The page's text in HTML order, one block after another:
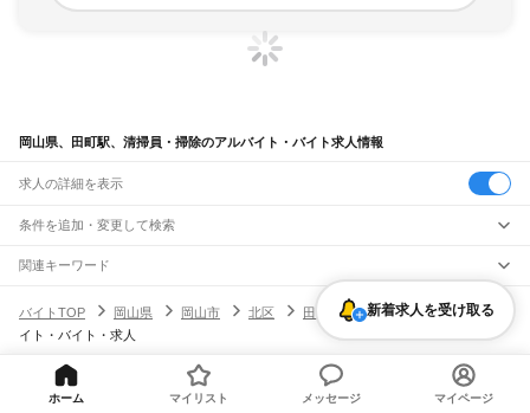
岡山県、田町駅、清掃員・掃除のアルバイト・バイト求人情報
求人の詳細を表示
条件を追加・変更して検索
市区町村を追加・変更
岡山県すべて
岡山市 すべて
倉敷市 笠岡市 高梁市新見市 瀬戸内市赤磐市
真庭市
和気郡都窪郡 小田郡真庭郡 勝田郡 英田郡
駅を追加・変更
三石駅吉永駅 熊山駅万富駅 東岡山駅 西川原駅岡山駅
JR山陽本線(岡山～三原)
職種を追加・変更
飲食・フードサービス
飲食・フードサービス
すべて
特徴を追加・変更
関連キーワード
ガチャガチャ
バイトTOP
岡山県 岡山市 北区 田町駅
清掃員・掃除のアルバ
イト・バイト・求人
新着求人を受け取る
ヘルプ・お問い合わせ サイトマップ 利用規約・プライバシーポリシー
ホーム マイリスト メッセージ マイページ